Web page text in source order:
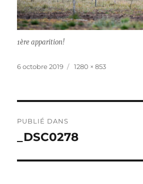
1ère apparition!
Publié
6 octobre 2019
Taille
1280 × 853
de
PUBLIÉ DANS
_DSC0278